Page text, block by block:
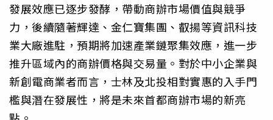
發展效應已逐步發酵，帶動商辦市場價值與競爭
力，後續隨著輝達、金仁寶集團、叡揚等資訊科技
業大廠進駐，預期將加速產業鏈聚集效應，進一步
推升區域內的商辦價格與交易量。對於中小企業與
新創電商業者而言，士林及北投相對實惠的入手門
檻與潛在發展性，將是未來首都商辦市場的新亮